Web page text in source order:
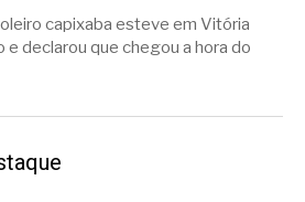
capixaba esteve em Vitória
declarou que chegou a hora do